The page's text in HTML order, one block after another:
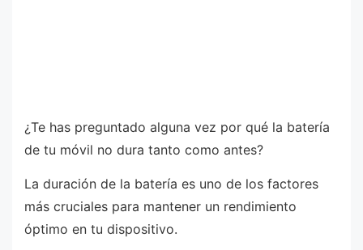
¿Te has preguntado alguna vez por qué la batería
de tu móvil no dura tanto como antes?
La duración de la batería es uno de los factores
más cruciales para mantener un rendimiento
óptimo en tu dispositivo.